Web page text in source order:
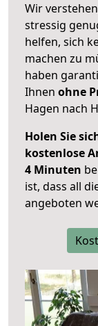
Wir
stressig
helfen, sich
machen zu
haben
Ihnen ohne
Hagen nach
Holen Sie
kostenlose
4 Minuten
ist, dass all
angeboten